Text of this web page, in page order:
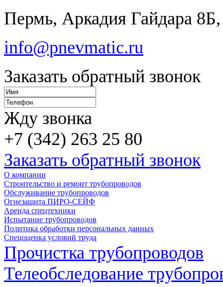
Пермь, Аркадия Гайдара
info@pnevmatic.ru
Заказать обратный звонок
Жду звонка
+7 (342) 263 25 80
Заказать обратный звонок
О компании
Строительство и ремонт трубопроводов
Обслуживание трубопроводов
Огнезащита ПИРО-СЕЙФ
Аренда спецтехники
Испытание трубопроводов
Политика обработки персональных данных
Спецоценка условий труда
Прочистка трубопроводов
Телеобследование